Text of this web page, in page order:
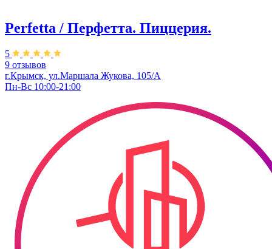
Perfetta / Перфетта. Пиццерия.
5
9 отзывов
г.Крымск, ул.Маршала Жукова, 105/А
Пн-Вс 10:00-21:00